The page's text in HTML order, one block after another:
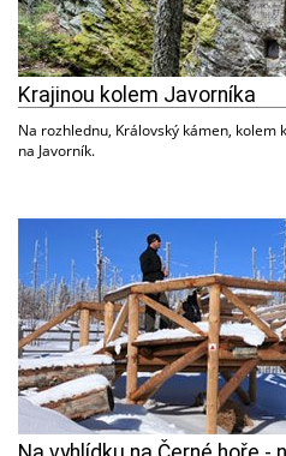
Krajinou kolem Javorníka
Na rozhlednu, Královský kámen,
na Javorník.